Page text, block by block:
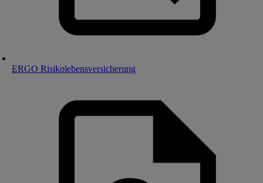
ERGO Risikolebensversicherung